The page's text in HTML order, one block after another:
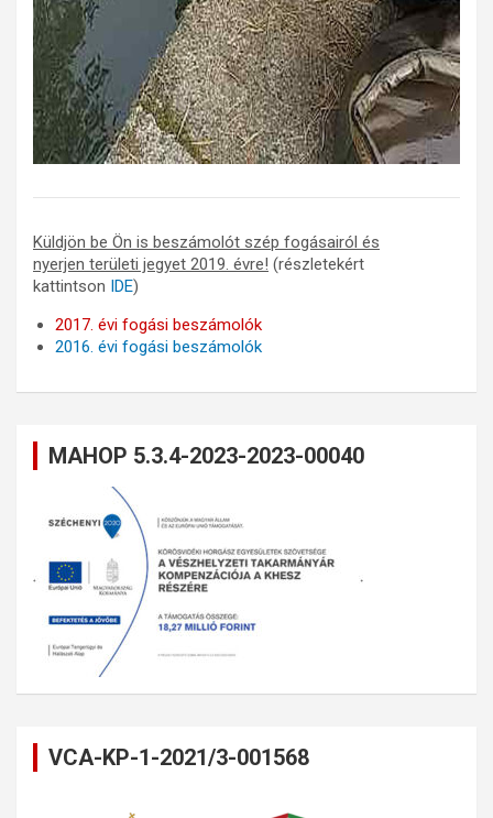
Küldjön be Ön is beszámolót szép fogásairól és
nyerjen területi jegyet 2019. évre! (részletekért
kattintson IDE)
2017. évi fogási beszámolók
2016. évi fogási beszámolók
MAHOP 5.3.4-2023-2023-00040
VCA-KP-1-2021/3-001568